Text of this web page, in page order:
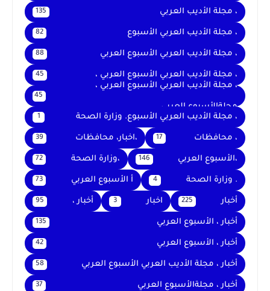
، مجلة الأديب العربي 135
، مجلة الأديب العربي الأسبوع 82
، مجلة الأديب العربي الأسبوع العربي 88
، مجلة الأديب العربي الأسبوع العربي ، 45
، مجلة الأديب العربي الأسبوع العربي ،
مجلةالأسبوع العربي
45
، مجلة الأديب العربي الأسبوع. وزارة الصحة 1
، محافظات 17 ،اخبار، محافظات 39
،الأسبوع العربي 146 ،وزارة الصحة 72
. وزارة الصحة 4 أ الأسبوع العربي 73
أخبار 225 اخبار 3 أخبار ، 95
أخبار ، الأسبوع العربي 135
أخبار ، الأسبوع العربي 42
أخبار ، مجلة الأديب العربي الأسبوع العربي 58
أخبار ، مجلةالأسبوع العربي 37